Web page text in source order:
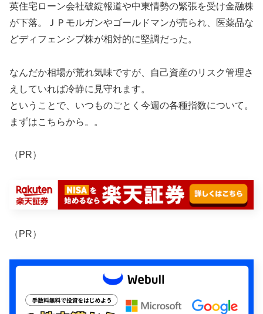
英住宅ローン会社破綻報道や中東情勢の緊張を受け金融株
が下落。ＪＰモルガンやゴールドマンが売られ、医薬品な
どディフェンシブ株が相対的に堅調だった。
なんだか相場が荒れ気味ですが、自己資産のリスク管理さ
えしていれば冷静に見守れます。
ということで、いつものごとく今週の各種指数について。
まずはこちらから。。
（PR）
（PR）